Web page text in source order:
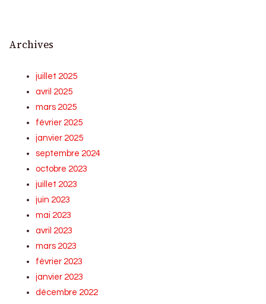
Archives
juillet 2025
avril 2025
mars 2025
février 2025
janvier 2025
septembre 2024
octobre 2023
juillet 2023
juin 2023
mai 2023
avril 2023
mars 2023
février 2023
janvier 2023
décembre 2022